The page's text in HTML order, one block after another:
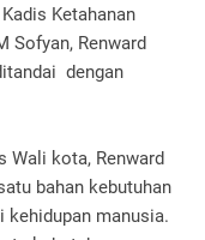
Ketahanan
Sofyan, Renward
dengan
Wali kota, Renward
bahan kebutuhan
kehidupan manusia.